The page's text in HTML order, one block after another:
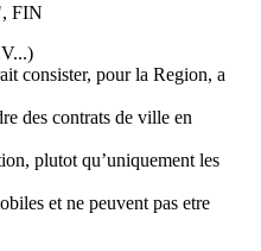
FIN
consister, pour la Region, a
des contrats de ville en
plutot qu’uniquement les
et ne peuvent pas etre